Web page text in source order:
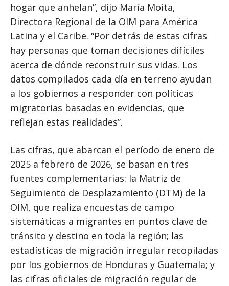
hogar que anhelan”, dijo María Moita,
Directora Regional de la OIM para América
Latina y el Caribe. “Por detrás de estas cifras
hay personas que toman decisiones difíciles
acerca de dónde reconstruir sus vidas. Los
datos compilados cada día en terreno ayudan
a los gobiernos a responder con políticas
migratorias basadas en evidencias, que
reflejan estas realidades”.
Las cifras, que abarcan el período de enero de
2025 a febrero de 2026, se basan en tres
fuentes complementarias: la Matriz de
Seguimiento de Desplazamiento (DTM) de la
OIM, que realiza encuestas de campo
sistemáticas a migrantes en puntos clave de
tránsito y destino en toda la región; las
estadísticas de migración irregular recopiladas
por los gobiernos de Honduras y Guatemala; y
las cifras oficiales de migración regular de